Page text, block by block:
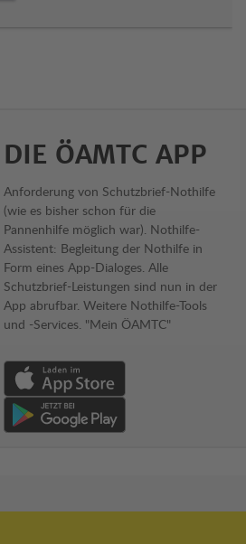
DIE ÖAMTC APP
Anforderung von Schutzbrief-Nothilfe
(wie es bisher schon für die
Pannenhilfe möglich war). Nothilfe-
Assistent: Begleitung der Nothilfe in
Form eines App-Dialoges. Alle
Schutzbrief-Leistungen sind nun in der
App abrufbar. Weitere Nothilfe-Tools
und -Services. "Mein ÖAMTC"
Download von App im Apple App Store
Download von App im Google Play Store